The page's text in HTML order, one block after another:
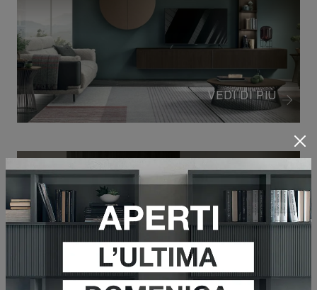
VEDI DI PIÙ
VEDI DI PIÙ
ATLANTE UNIT AT135